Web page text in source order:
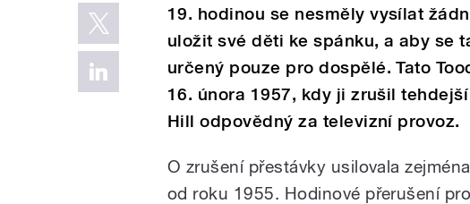
19. hodinou se nesměly vysílat
uložit své děti ke spánku, a aby se
určený pouze pro dospělé. Tato
16. února 1957, kdy ji zrušil
Hill odpovědný za televizní provoz.
O zrušení přestávky usilovala
od roku 1955. Hodinové přerušení